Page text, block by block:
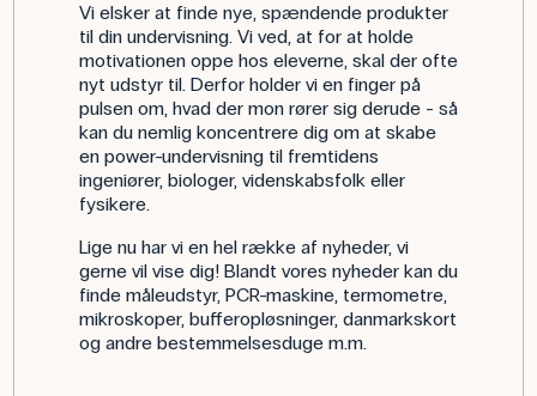
Vi elsker at finde nye, spændende produkter
til din undervisning. Vi ved, at for at holde
motivationen oppe hos eleverne, skal der ofte
nyt udstyr til. Derfor holder vi en finger på
pulsen om, hvad der mon rører sig derude - så
kan du nemlig koncentrere dig om at skabe
en power-undervisning til fremtidens
ingeniører, biologer, videnskabsfolk eller
fysikere.
Lige nu har vi en hel række af nyheder, vi
gerne vil vise dig! Blandt vores nyheder kan du
finde måleudstyr, PCR-maskine, termometre,
mikroskoper, bufferopløsninger, danmarkskort
og andre bestemmelsesduge m.m.